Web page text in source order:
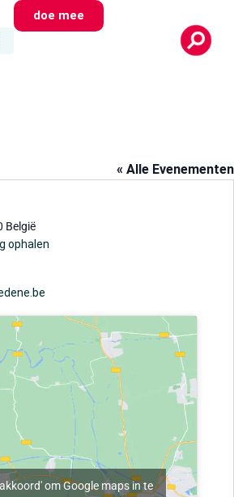
doe mee
« Alle Evenementen
België
ophalen
om Google maps in te